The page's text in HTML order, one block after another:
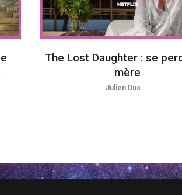
The Lost Daughter : se
mère
Julien Duc